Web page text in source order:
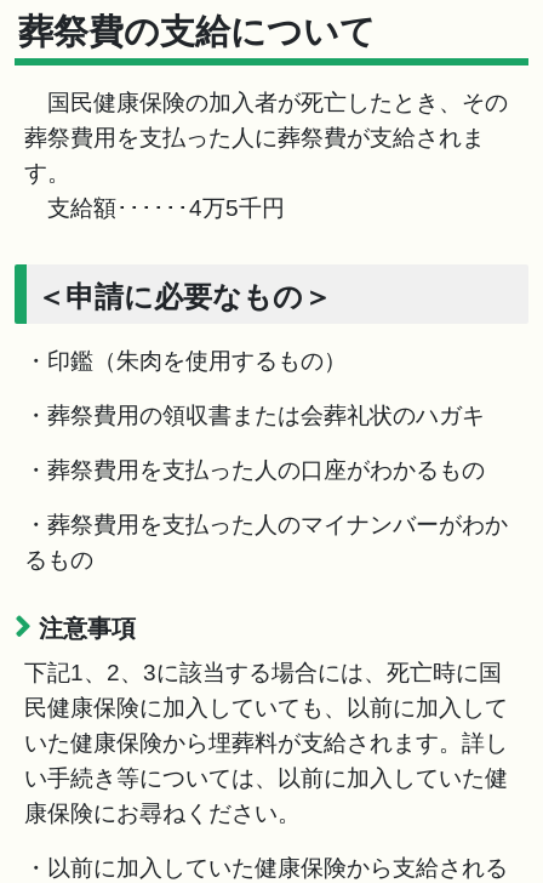
葬祭費の支給について
国民健康保険の加入者が死亡したとき、その
葬祭費用を支払った人に葬祭費が支給されま
す。
支給額･･････4万5千円
＜申請に必要なもの＞
・印鑑（朱肉を使用するもの）
・葬祭費用の領収書または会葬礼状のハガキ
・葬祭費用を支払った人の口座がわかるもの
・葬祭費用を支払った人のマイナンバーがわか
るもの
注意事項
下記1、2、3に該当する場合には、死亡時に国
民健康保険に加入していても、以前に加入して
いた健康保険から埋葬料が支給されます。詳し
い手続き等については、以前に加入していた健
康保険にお尋ねください。
・以前に加入していた健康保険から支給される